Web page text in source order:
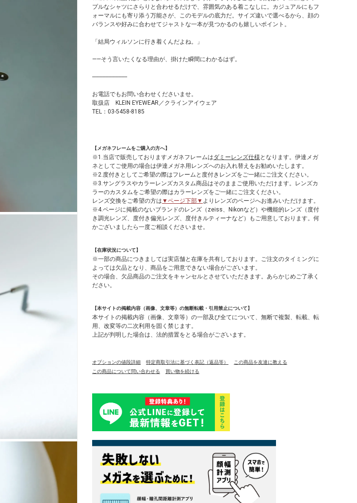
プルなシャツにさらりと合わせるだけで、雰囲気のある着こなしに。カジュアルにもフ
ォーマルにも寄り添う万能さが、このモデルの底力だ。サイズ違いで選べるから、顔の
バランスや好みに合わせてジャストな一本が見つかるのも嬉しいポイント。
「結局ウィルソンに行き着くんだよね。」
——そう言いたくなる理由が、掛けた瞬間にわかるはず。
------------------------
お電話でもお問い合わせくださいませ。
取扱店 KLEIN EYEWEAR／クラインアイウェア
TEL：03-5458-8185
【メガネフレームをご購入の方へ】
※1.当店で販売しておりますメガネフレームはダミーレンズ仕様 となります。伊達メガ
ネとしてご使用の場合は伊達メガネ用レンズへのお入れ替えをお勧めいたします。
※2.度付きとしてご希望の際はフレームと度付きレンズをご一緒にご注文ください。
※3.サングラスやカラーレンズカスタム商品はそのままご使用いただけます。レンズカ
ラーのカスタムをご希望の際はカラーレンズをご一緒にご注文ください。
レンズ交換をご希望の方は ▼ページ下部▼ よりレンズのページへお進みいただけます。
※4.ページに掲載のないブランドのレンズ（zeiss、Nikonなど）や機能的レンズ（度付
き調光レンズ、度付き偏光レンズ、度付きルティーナなど）もご用意しております。何
かございましたら一度ご相談くださいませ。
【在庫状況について】
※一部の商品につきましては実店舗と在庫を共有しております。ご注文のタイミングに
よっては欠品となり、商品をご用意できない場合がございます。
その場合、欠品商品のご注文をキャンセルとさせていただきます。あらかじめご了承く
ださい。
【本サイトの掲載内容（画像、文章等）の無断転載・引用禁止について】
本サイトの掲載内容（画像、文章等）の一部及び全てについて、無断で複製、転載、転
用、改変等の二次利用を固く禁じます。
上記が判明した場合は、法的措置をとる場合がございます。
オプションの値段詳細 特定商取引法に基づく表記（返品等）
この商品を友達に教える
この商品について問い合わせる
買い物を続ける